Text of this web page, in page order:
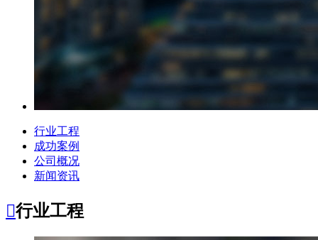
行业工程
成功案例
公司概况
新闻资讯
行业工程